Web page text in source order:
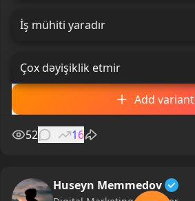
İş mühiti yaradır
Çox dəyişiklik etmir
Add variant
52 16
Huseyn Memmedov